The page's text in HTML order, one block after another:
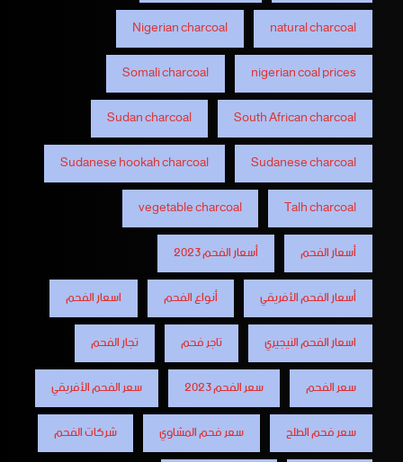
natural charcoal
Nigerian charcoal
nigerian coal prices
Somali charcoal
South African charcoal
Sudan charcoal
Sudanese charcoal
Sudanese hookah charcoal
Talh charcoal
vegetable charcoal
أسعار الفحم
أسعار الفحم 2023
أسعار الفحم الأفريقي
أنواع الفحم
اسعار الفحم
اسعار الفحم النيجيري
تاجر فحم
تجار الفحم
سعر الفحم
سعر الفحم 2023
سعر الفحم الأفريقي
سعر فحم الطلح
سعر فحم المشاوي
شركات الفحم